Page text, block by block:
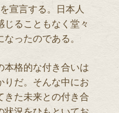
宣言する。日本人
じることもなく堂々
ったのである。
本格的な付き合いは
りだ。そんな中にお
きた未来との付き合